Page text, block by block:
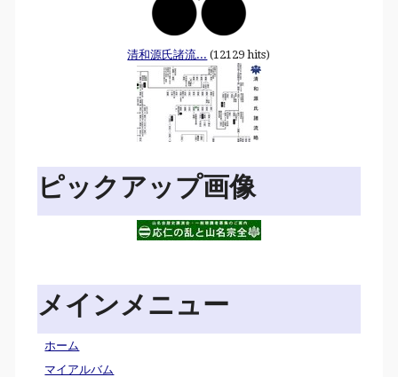
清和源氏諸流... (12129 hits)
ピックアップ画像
メインメニュー
ホーム
マイアルバム